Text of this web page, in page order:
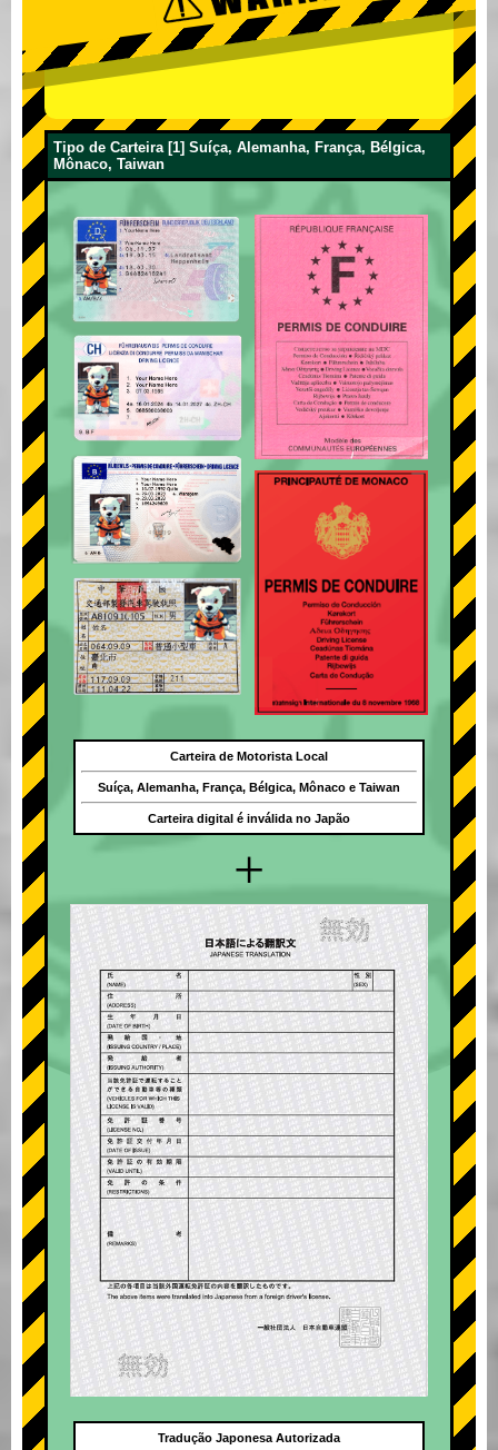
Tipo de Carteira [1] Suíça, Alemanha, França, Bélgica,
Mônaco, Taiwan
+
Carteira de Motorista Local
Suíça, Alemanha, França, Bélgica, Mônaco e Taiwan
Carteira digital é inválida no Japão
Tradução Japonesa Autorizada